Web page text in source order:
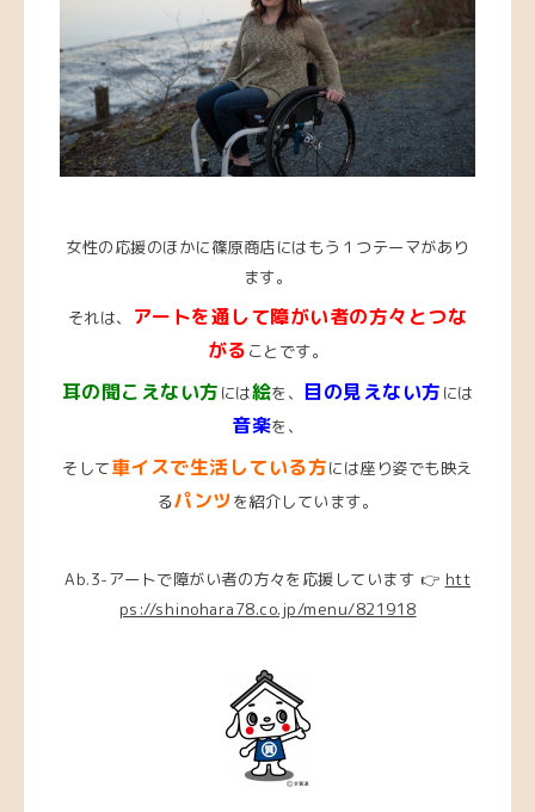
女性の応援のほかに篠原商店にはもう１つテーマがあり
ます。
それは、
アートを通して障がい者の方々とつな
がる ことです。
耳の聞こえない方 には絵を、 目の見えない方 には
音楽を、
そして車イスで生活している方には座り姿でも映え
るパンツを紹介しています。
Ab.3-アートで障がい者の方々を応援しています 👉 htt
ps://shinohara78.co.jp/menu/821918